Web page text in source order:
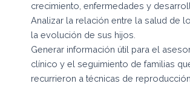
crecimiento, enfermedades y
Analizar la relación entre la salud de
la evolución de sus hijos.
Generar información útil para el
clínico y el seguimiento de familias
recurrieron a técnicas de